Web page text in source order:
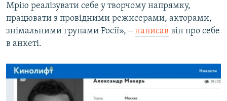
Мрію реалізувати себе у творчому напрямку,
працювати з провідними режисерами, акторами,
знімальними групами Росії», ‒написав він про себе
в анкеті.